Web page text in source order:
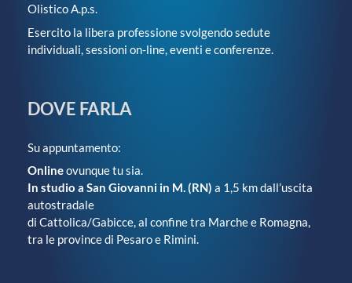
Olistico A.p.s.
Esercito la libera professione svolgendo sedute
individuali, sessioni on-line, eventi e conferenze.
DOVE FARLA
Su appuntamento:
Onlineovunque tu sia.
In studio a San Giovanni in M. (RN) a 1,5 km dall’uscita
autostradale
di Cattolica/Gabicce, al confine tra Marche e Romagna,
tra le province di Pesaro e Rimini.